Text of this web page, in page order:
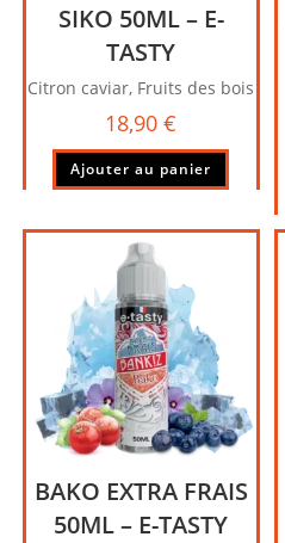
SIKO 50ML – E-
TASTY
Citron caviar, Fruits des bois
18,90€
Ajouter au panier
BAKO EXTRA FRAIS
50ML – E-TASTY